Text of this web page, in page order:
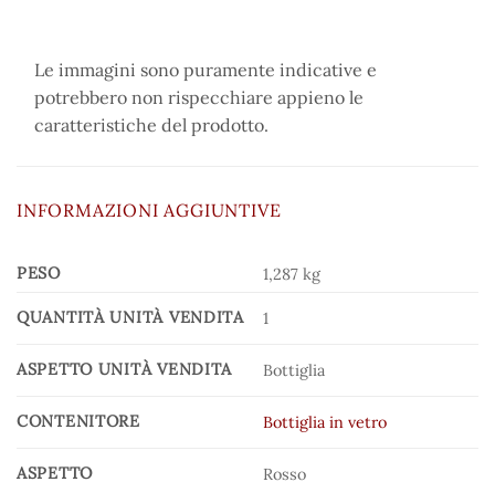
Le immagini sono puramente indicative e
potrebbero non rispecchiare appieno le
caratteristiche del prodotto.
INFORMAZIONI AGGIUNTIVE
PESO 1,287 kg
QUANTITÀ UNITÀ VENDITA 1
ASPETTO UNITÀ VENDITA Bottiglia
CONTENITORE Bottiglia in vetro
ASPETTO Rosso